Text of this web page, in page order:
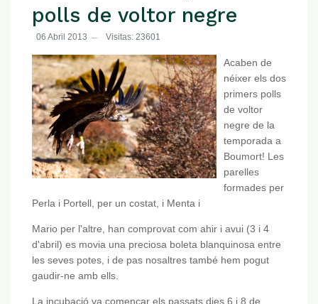
polls de voltor negre
06 Abril 2013 Visitas: 23601
Acaben de
néixer els dos
primers polls
de voltor
negre de la
temporada a
Boumort! Les
parelles
formades per
Perla i Portell, per un costat, i Menta i
Mario per l'altre, han comprovat com ahir i avui (3 i 4
d'abril) es movia una preciosa boleta blanquinosa entre
les seves potes, i de pas nosaltres també hem pogut
gaudir-ne amb ells.
La incubació va començar els passats dies 6 i 8 de